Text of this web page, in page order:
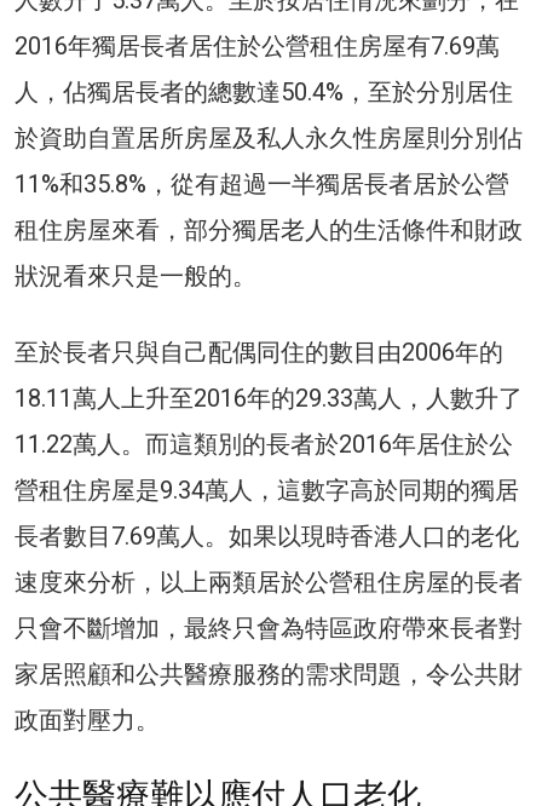
2016年獨居長者居住於公營租住房屋有7.69萬
人，佔獨居長者的總數達50.4%，至於分別居住
於資助自置居所房屋及私人永久性房屋則分別佔
11%和35.8%，從有超過一半獨居長者居於公營
租住房屋來看，部分獨居老人的生活條件和財政
狀況看來只是一般的。
至於長者只與自己配偶同住的數目由2006年的
18.11萬人上升至2016年的29.33萬人，人數升了
11.22萬人。而這類別的長者於2016年居住於公
營租住房屋是9.34萬人，這數字高於同期的獨居
長者數目7.69萬人。如果以現時香港人口的老化
速度來分析，以上兩類居於公營租住房屋的長者
只會不斷增加，最終只會為特區政府帶來長者對
家居照顧和公共醫療服務的需求問題，令公共財
政面對壓力。
公共醫療難以應付人口老化